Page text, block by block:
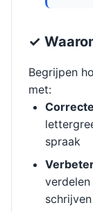
✓
Begrijpen
met:
spraak
schrijven